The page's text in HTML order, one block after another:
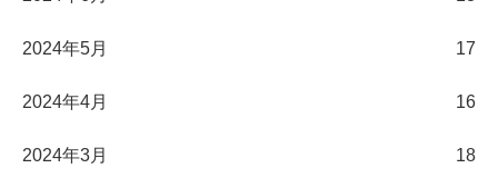
2024年5月 17
2024年4月 16
2024年3月 18